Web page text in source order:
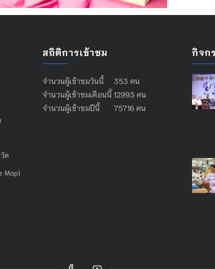
ด
Map)
สถิติการเข้าชม
จำนวนผู้เข้าชมวันนี้ 353 คน
จำนวนผู้เข้าชมเดือนนี้ 12993 คน
จำนวนผู้เข้าชมปีนี้ 75716 คน
กิจก